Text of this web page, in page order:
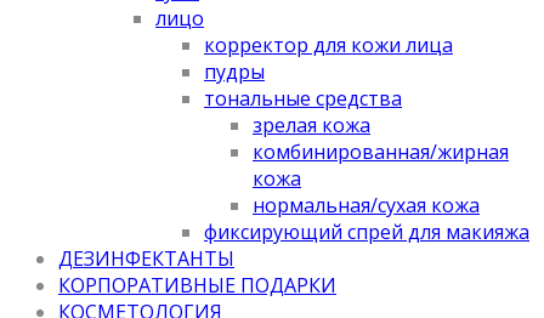
лицо
корректор для кожи лица
пудры
тональные средства
зрелая кожа
комбинированная/жирная
кожа
нормальная/cухая кожа
фиксирующий спрей для макияжа
ДЕЗИНФЕКТАНТЫ
КОРПОРАТИВНЫЕ ПОДАРКИ
КОСМЕТОЛОГИЯ